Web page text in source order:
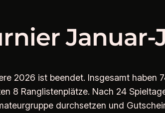
2026 ist beendet. Insgesamt
8 Ranglistenplätze. Nach 24
durchsetzen und